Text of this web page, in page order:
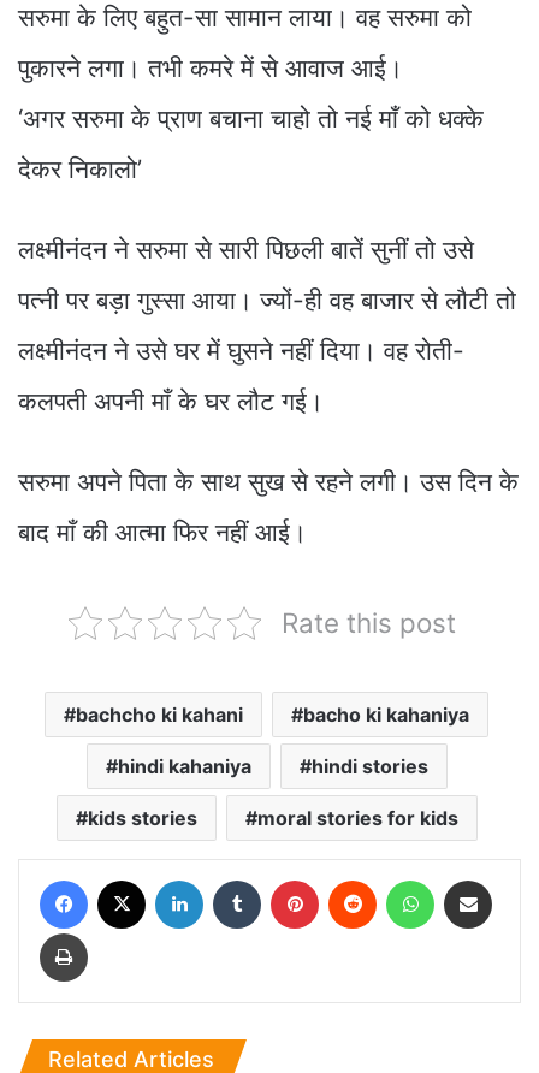
सरुमा के लिए बहुत-सा सामान लाया। वह सरुमा को
पुकारने लगा। तभी कमरे में से आवाज आई।
‘अगर सरुमा के प्राण बचाना चाहो तो नई माँ को धक्के
देकर निकालो’
लक्ष्मीनंदन ने सरुमा से सारी पिछली बातें सुनीं तो उसे
पत्नी पर बड़ा गुस्सा आया। ज्यों-ही वह बाजार से लौटी तो
लक्ष्मीनंदन ने उसे घर में घुसने नहीं दिया। वह रोती-
कलपती अपनी माँ के घर लौट गई।
सरुमा अपने पिता के साथ सुख से रहने लगी। उस दिन के
बाद माँ की आत्मा फिर नहीं आई।
Rate this post
bachcho ki kahani bacho ki kahaniya
hindi kahaniya hindi stories
kids stories moral stories for kids
Facebook LinkedIn Tumblr Pinterest Reddit WhatsApp
Print
Related Articles